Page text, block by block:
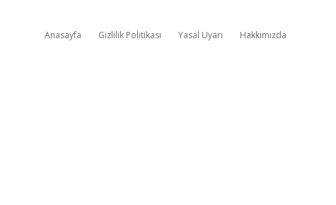
Anasayfa Gizlilik Politikası Yasal Uyarı Hakkımızda